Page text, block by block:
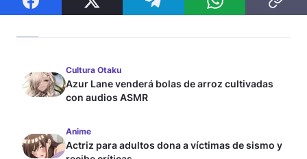
Cultura Otaku
Azur Lane venderá bolas de arroz cultivadas
con audios ASMR
Anime
Actriz para adultos dona a víctimas de sismo y